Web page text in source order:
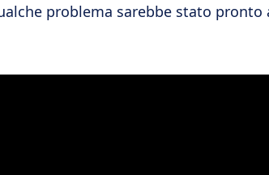
problema sarebbe stato